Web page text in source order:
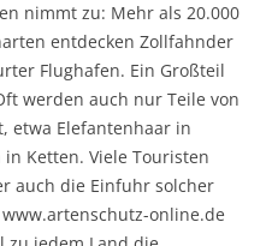
nimmt zu: Mehr als 20.000
entdecken Zollfahnder
Flughafen. Ein Großteil
werden auch nur Teile von
etwa Elefantenhaar in
Ketten. Viele Touristen
auch die Einfuhr solcher
online.de